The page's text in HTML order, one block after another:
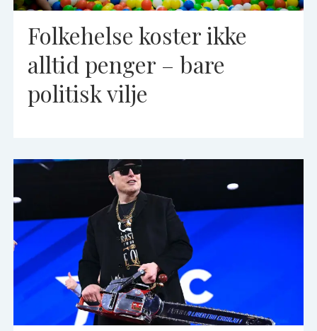
Folkehelse koster ikke
alltid penger – bare
politisk vilje